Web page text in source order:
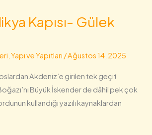
Kapısı- Gülek
Yapı ve Yapıtları /Ağustos 14, 2025
Akdeniz’e girilen tek geçit
Büyük İskender de dâhil pek çok
kullandığı yazılı kaynaklardan